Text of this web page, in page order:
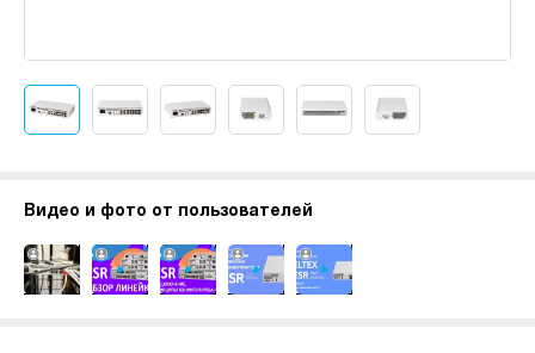
Видео и фото от пользователей